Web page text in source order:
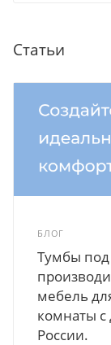
Статьи
БЛОГ
Тумбы под
мебель
комнаты с
России.